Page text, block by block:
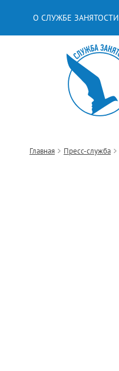
О СЛУЖБЕ ЗАНЯТОСТИ
Главная Пресс-служба